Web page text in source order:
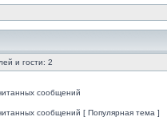
и гости: 2
сообщений
сообщений [ Популярная тема ]